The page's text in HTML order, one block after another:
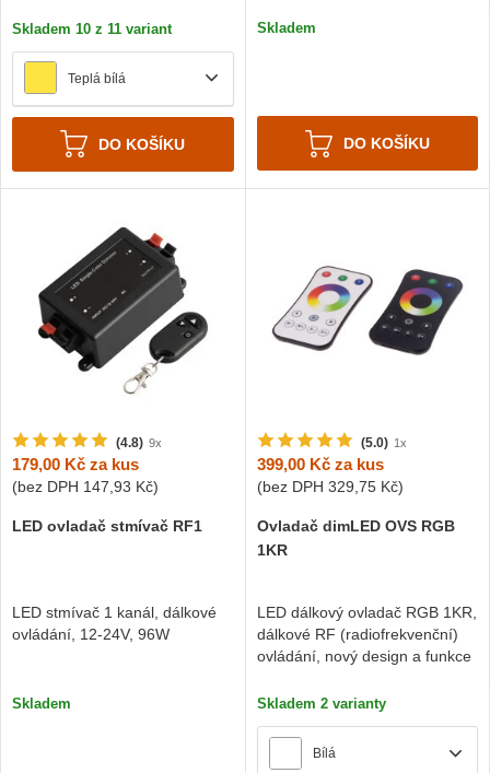
Skladem 10 z 11 variant
Teplá bílá
DO KOŠÍKU
Skladem
DO KOŠÍKU
(4.8) 9x
179,00 Kč za kus
(bez DPH 147,93 Kč)
LED ovladač stmívač RF1
LED stmívač 1 kanál, dálkové
ovládání, 12-24V, 96W
Skladem
(5.0) 1x
399,00 Kčza kus
(bez DPH 329,75 Kč)
Ovladač dimLED OVS RGB
1KR
LED dálkový ovladač RGB 1KR,
dálkové RF (radiofrekvenční)
ovládání, nový design a funkce
Skladem 2 varianty
Bílá